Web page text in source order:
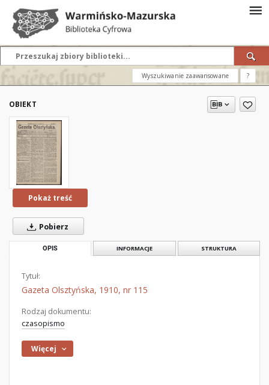
Wyszukiwanie zaawansowane ?
OBIEKT
Pokaż treść
Pobierz
OPIS INFORMACJE STRUKTURA
Tytuł:
Gazeta Olsztyńska, 1910, nr 115
Rodzaj dokumentu:
czasopismo
Więcej